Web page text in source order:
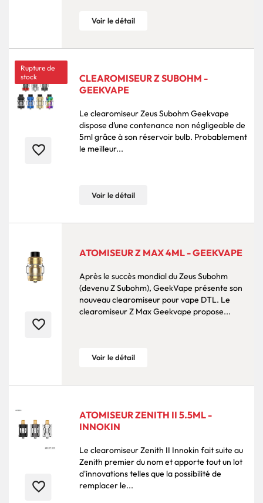
Voir le détail
Rupture de
stock
favorite_border
CLEAROMISEUR Z SUBOHM -
GEEKVAPE
Le clearomiseur Zeus Subohm Geekvape
dispose d’une contenance non négligeable de
5ml grâce à son réservoir bulb. Probablement
le meilleur...
Voir le détail
favorite_border
ATOMISEUR Z MAX 4ML - GEEKVAPE
Après le succès mondial du Zeus Subohm
(devenu Z Subohm), GeekVape présente son
nouveau clearomiseur pour vape DTL. Le
clearomiseur Z Max Geekvape propose...
Voir le détail
favorite_border
ATOMISEUR ZENITH II 5.5ML -
INNOKIN
Le clearomiseur Zenith II Innokin fait suite au
Zenith premier du nom et apporte tout un lot
d'innovations telles que la possibilité de
remplacer le...